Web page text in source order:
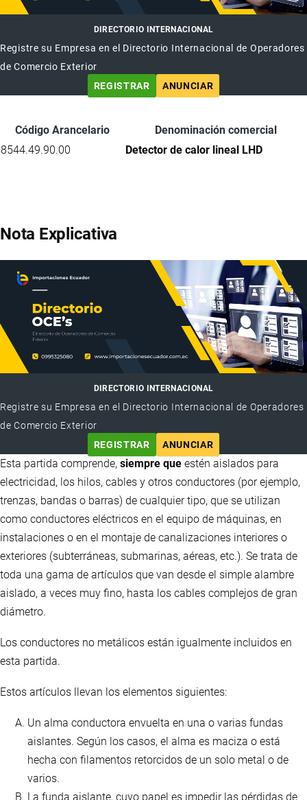
DIRECTORIO INTERNACIONAL
Registre su Empresa en el Directorio Internacional de Operadores
de Comercio Exterior
REGISTRAR
ANUNCIAR
Código Arancelario
Denominación comercial
8544.49.90.00
Detector de calor lineal LHD
Nota Explicativa
DIRECTORIO INTERNACIONAL
Registre su Empresa en el Directorio Internacional de Operadores
de Comercio Exterior
REGISTRAR
ANUNCIAR
Esta partida comprende, siempre que estén aislados para
electricidad, los hilos, cables y otros conductores (por ejemplo,
trenzas, bandas o barras) de cualquier tipo, que se utilizan
como conductores eléctricos en el equipo de máquinas, en
instalaciones o en el montaje de canalizaciones interiores o
exteriores (subterráneas, submarinas, aéreas, etc.). Se trata de
toda una gama de artículos que van desde el simple alambre
aislado, a veces muy fino, hasta los cables complejos de gran
diámetro.
Los conductores no metálicos están igualmente incluidos en
esta partida.
Estos artículos llevan los elementos siguientes:
Un alma conductora envuelta en una o varias fundas
aislantes. Según los casos, el alma es maciza o está
hecha con filamentos retorcidos de un solo metal o de
varios.
La funda aislante, cuyo papel es impedir las pérdidas de